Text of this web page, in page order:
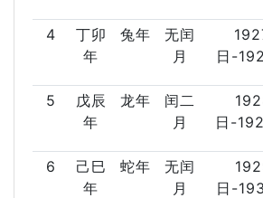
4
丁卯
年
兔年
无闰
月
日-
5
戊辰
年
龙年
闰二
月
日-
6
己巳
年
蛇年
无闰
月
日-